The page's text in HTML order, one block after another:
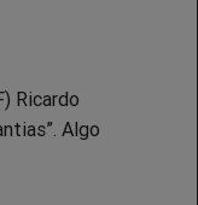
Ricardo
Algo